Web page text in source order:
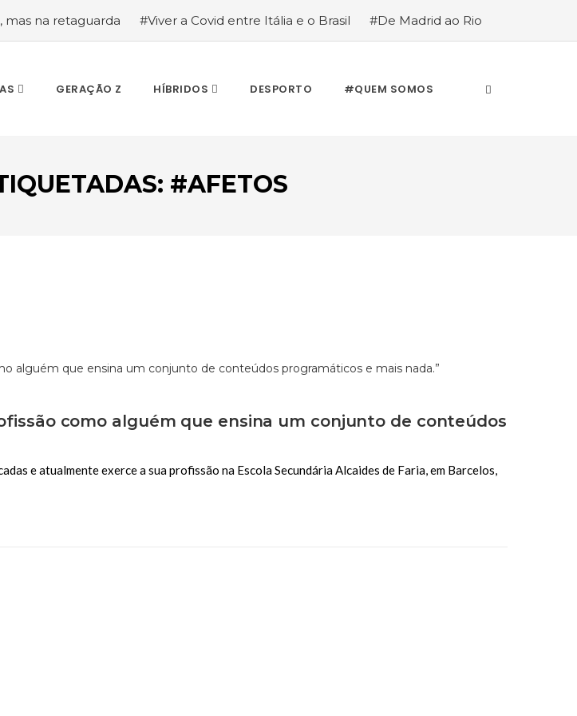
mas na retaguarda #Viver a Covid entre Itália e o Brasil
#De Madrid ao Rio
GERAÇÃO Z HÍBRIDOS DESPORTO #QUEM SOMOS
#AFETOS
como alguém que ensina um conjunto de conteúdos
e atualmente exerce a sua profissão na Escola Secundária Alcaides de Faria, em Barcelos,